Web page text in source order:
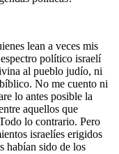
lean a veces mis
político israelí
al pueblo judío, ni
No me cuento ni
lo antes posible la
aquellos que
lo contrario. Pero
israelíes erigidos
habían sido de los